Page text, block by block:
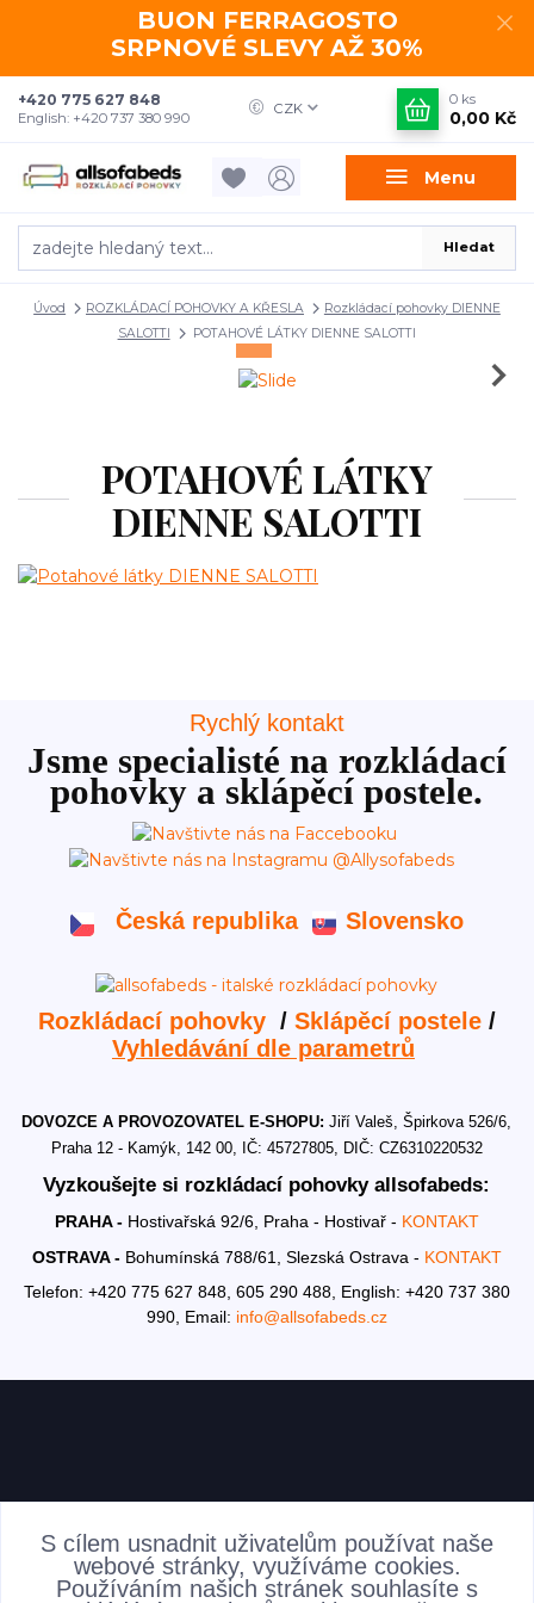
BUON FERRAGOSTO
SRPNOVÉ SLEVY AŽ 30%
Menu
CZK
Hledat
+420 775 627 848
English: +420 737 380 990
0 ks
0,00 Kč
Úvod ROZKLÁDACÍ POHOVKY A KŘESLA
Rozkládací pohovky DIENNE
SALOTTI
POTAHOVÉ LÁTKY DIENNE SALOTTI
POTAHOVÉ LÁTKY
DIENNE SALOTTI
Rychlý kontakt
Jsme specialisté na rozkládací
pohovky a sklápěcí postele.
Česká republika Slovensko
Rozkládací pohovky / Sklápěcí postele/
Vyhledávání dle parametrů
DOVOZCE A PROVOZOVATEL E-SHOPU:Jiří Valeš, Špirkova 526/6,
Praha 12 - Kamýk, 142 00, IČ: 45727805, DIČ: CZ6310220532
Vyzkoušejte si rozkládací pohovky allsofabeds:
PRAHA - Hostivařská 92/6, Praha - Hostivař - KONTAKT
OSTRAVA - Bohumínská 788/61, Slezská Ostrava - KONTAKT
Telefon: +420 775 627 848, 605 290 488, English: +420 737 380
990, Email: info@allsofabeds.cz
AKTUALITY
S cílem usnadnit uživatelům používat naše
webové stránky, využíváme cookies.
Používáním našich stránek souhlasíte s